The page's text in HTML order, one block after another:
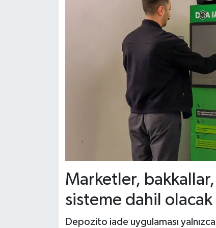
Marketler,
sisteme dahil olacak
Depozito iade uygulaması